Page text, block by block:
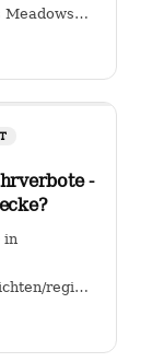
Meadows
-
in
region/